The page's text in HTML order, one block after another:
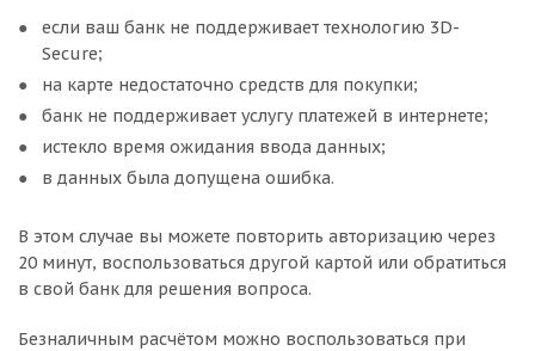
если ваш банк не поддерживает технологию 3D-
Secure;
на карте недостаточно средств для покупки;
банк не поддерживает услугу платежей в интернете;
истекло время ожидания ввода данных;
в данных была допущена ошибка.
В этом случае вы можете повторить авторизацию через
20 минут, воспользоваться другой картой или обратиться
в свой банк для решения вопроса.
Безналичным расчётом можно воспользоваться при